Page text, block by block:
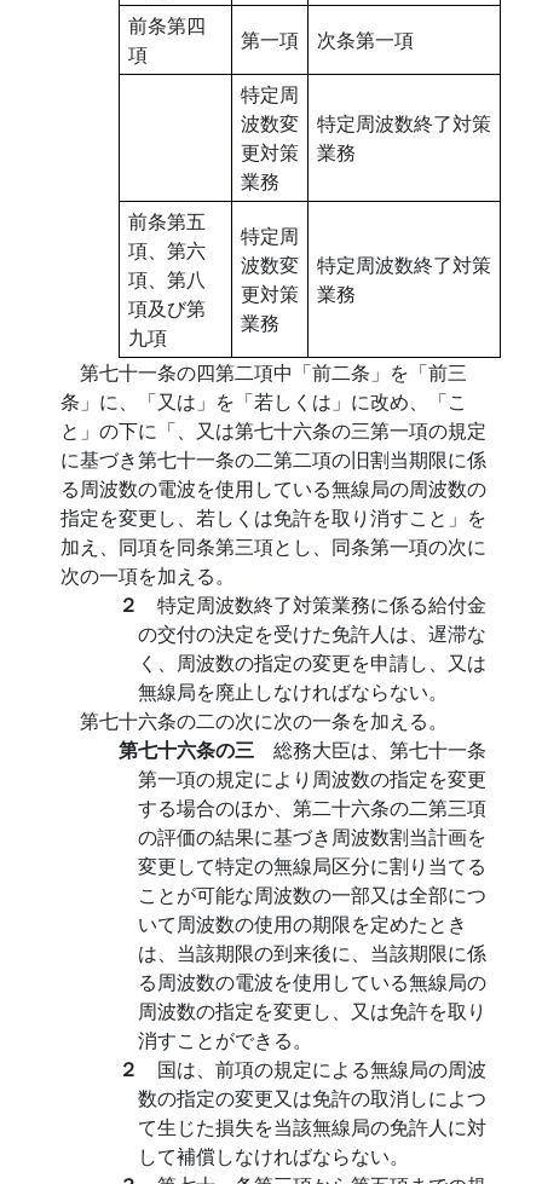
前条第四
項
第一項
次条第一項
特定周
波数変
更対策
業務
特定周波数終了対策
業務
前条第五
項、第六
項、第八
項及び第
九項
特定周
波数変
更対策
業務
特定周波数終了対策
業務
第七十一条の四第二項中「前二条」を「前三
条」に、「又は」を「若しくは」に改め、「こ
と」の下に「、又は第七十六条の三第一項の規定
に基づき第七十一条の二第二項の旧割当期限に係
る周波数の電波を使用している無線局の周波数の
指定を変更し、若しくは免許を取り消すこと」を
加え、同項を同条第三項とし、同条第一項の次に
次の一項を加える。
２ 特定周波数終了対策業務に係る給付金
の交付の決定を受けた免許人は、遅滞な
く、周波数の指定の変更を申請し、又は
無線局を廃止しなければならない。
第七十六条の二の次に次の一条を加える。
第七十六条の三 総務大臣は、第七十一条
第一項の規定により周波数の指定を変更
する場合のほか、第二十六条の二第三項
の評価の結果に基づき周波数割当計画を
変更して特定の無線局区分に割り当てる
ことが可能な周波数の一部又は全部につ
いて周波数の使用の期限を定めたとき
は、当該期限の到来後に、当該期限に係
る周波数の電波を使用している無線局の
周波数の指定を変更し、又は免許を取り
消すことができる。
２ 国は、前項の規定による無線局の周波
数の指定の変更又は免許の取消しによつ
て生じた損失を当該無線局の免許人に対
して補償しなければならない。